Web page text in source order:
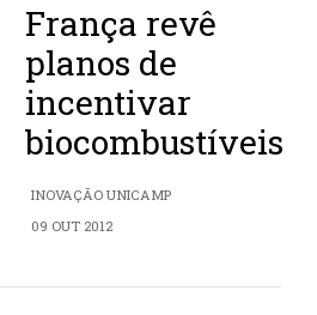
França revê
planos de
incentivar
biocombustíveis
INOVAÇÃO UNICAMP
09 OUT 2012